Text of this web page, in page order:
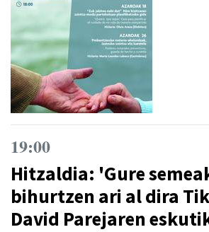
19:00
Hitzaldia: 'Gure
bihurtzen ari al dira
David Parejaren